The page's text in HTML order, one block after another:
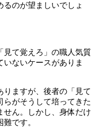
のが望ましいでしょ
見て覚えろ」の職人気質
ないケースがありま
りますが、後者の「見て
らがそうして培ってきた
せん。しかし、身体だけ
です。